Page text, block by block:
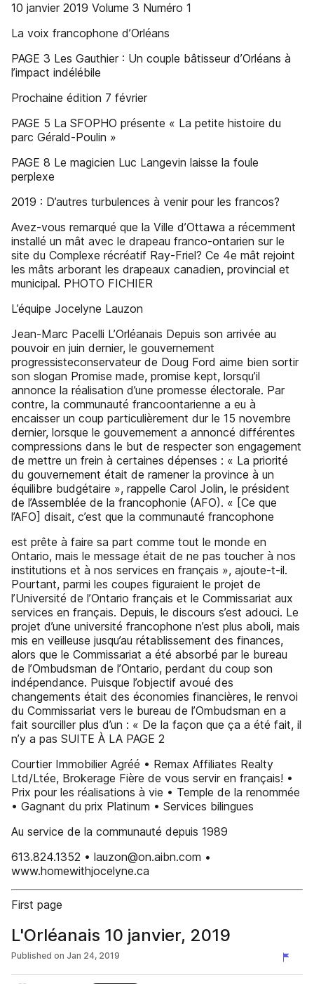
10 janvier 2019 Volume 3 Numéro 1
La voix francophone d’Orléans
PAGE 3 Les Gauthier : Un couple bâtisseur d’Orléans à
l’impact indélébile
Prochaine édition 7 février
PAGE 5 La SFOPHO présente « La petite histoire du
parc Gérald-Poulin »
PAGE 8 Le magicien Luc Langevin laisse la foule
perplexe
2019 : D’autres turbulences à venir pour les francos?
Avez-vous remarqué que la Ville d’Ottawa a récemment
installé un mât avec le drapeau franco-ontarien sur le
site du Complexe récréatif Ray-Friel? Ce 4e mât rejoint
les mâts arborant les drapeaux canadien, provincial et
municipal. PHOTO FICHIER
L’équipe Jocelyne Lauzon
Jean-Marc Pacelli L’Orléanais Depuis son arrivée au
pouvoir en juin dernier, le gouvernement
progressisteconservateur de Doug Ford aime bien sortir
son slogan Promise made, promise kept, lorsqu’il
annonce la réalisation d’une promesse électorale. Par
contre, la communauté francoontarienne a eu à
encaisser un coup particulièrement dur le 15 novembre
dernier, lorsque le gouvernement a annoncé différentes
compressions dans le but de respecter son engagement
de mettre un frein à certaines dépenses : « La priorité
du gouvernement était de ramener la province à un
équilibre budgétaire », rappelle Carol Jolin, le président
de l’Assemblée de la francophonie (AFO). « [Ce que
l’AFO] disait, c’est que la communauté francophone
est prête à faire sa part comme tout le monde en
Ontario, mais le message était de ne pas toucher à nos
institutions et à nos services en français », ajoute-t-il.
Pourtant, parmi les coupes figuraient le projet de
l’Université de l’Ontario français et le Commissariat aux
services en français. Depuis, le discours s’est adouci. Le
projet d’une université francophone n’est plus aboli, mais
mis en veilleuse jusqu’au rétablissement des finances,
alors que le Commissariat a été absorbé par le bureau
de l’Ombudsman de l’Ontario, perdant du coup son
indépendance. Puisque l’objectif avoué des
changements était des économies financières, le renvoi
du Commissariat vers le bureau de l’Ombudsman en a
fait sourciller plus d’un : « De la façon que ça a été fait, il
n’y a pas SUITE À LA PAGE 2
Courtier Immobilier Agréé • Remax Affiliates Realty
Ltd/Ltée, Brokerage Fière de vous servir en français! •
Prix pour les réalisations à vie • Temple de la renommée
• Gagnant du prix Platinum • Services bilingues
Au service de la communauté depuis 1989
613.824.1352 • lauzon@on.aibn.com •
www.homewithjocelyne.ca
First page
L'Orléanais 10 janvier, 2019
Published on Jan 24, 2019